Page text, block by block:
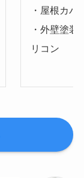
・屋根カ
・外壁塗
リコン